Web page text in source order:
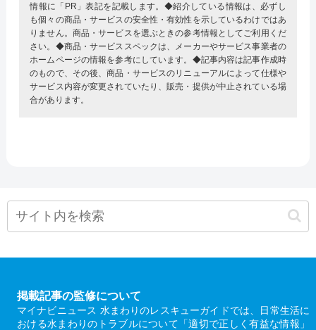
情報に「PR」表記を記載します。◆紹介している情報は、必ずし
も個々の商品・サービスの安全性・有効性を示しているわけではあ
りません。商品・サービスを選ぶときの参考情報としてご利用くだ
さい。◆商品・サービススペックは、メーカーやサービス事業者の
ホームページの情報を参考にしています。◆記事内容は記事作成時
のもので、その後、商品・サービスのリニューアルによって仕様や
サービス内容が変更されていたり、販売・提供が中止されている場
合があります。
掲載記事の監修について
マイナビニュース 水まわりのレスキューガイドでは、日常生活に
おける水まわりのトラブルについて「適切で正しく有益な情報」